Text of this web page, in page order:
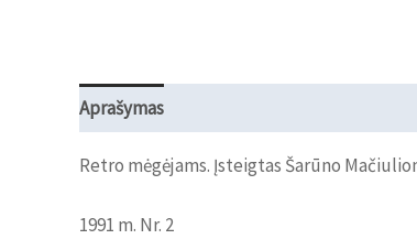
Aprašymas
Retro mėgėjams. Įsteigtas Šarūno
1991 m. Nr. 2